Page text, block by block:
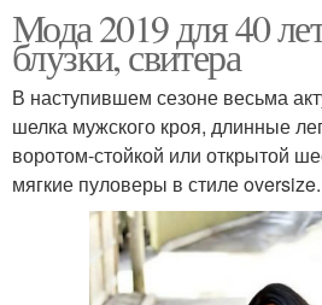
Мода 2019 для 40
блузки, свитера
В наступившем сезоне весьма
шелка мужского кроя, длинные
воротом-стойкой или открытой
мягкие пуловеры в стиле oversize.